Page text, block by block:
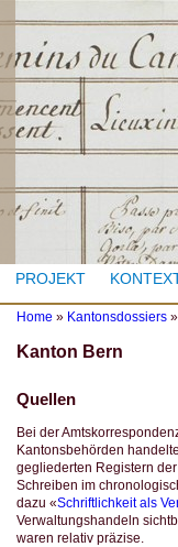
PROJEKT
Y
o
a
r
e
h
e
r
e
Home » Kantonsdossiers
Kanton Bern
Quellen
Bei der
Kantonsbehörden
gegliederten Registern
Schreiben im
dazu «Schriftlichkeit als
Verwaltungshandeln
waren relativ präzise.